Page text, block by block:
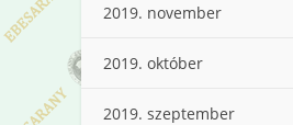
2019. november
2019. október
2019. szeptember